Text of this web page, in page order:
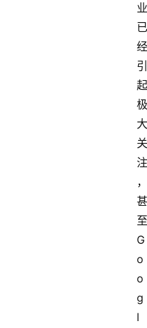
业
已
经
引
起
极
大
关
注
，
甚
至
G
o
o
g
l